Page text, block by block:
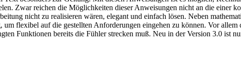
Zwar reichen die Möglichkeiten dieser Anweisungen nicht an die einer
nicht zu realisieren wären, elegant und einfach lösen. Neben
flexibel auf die gestellten Anforderungen eingehen zu können. Vor
Funktionen bereits die Fühler strecken muß. Neu in der Version 3.0 ist